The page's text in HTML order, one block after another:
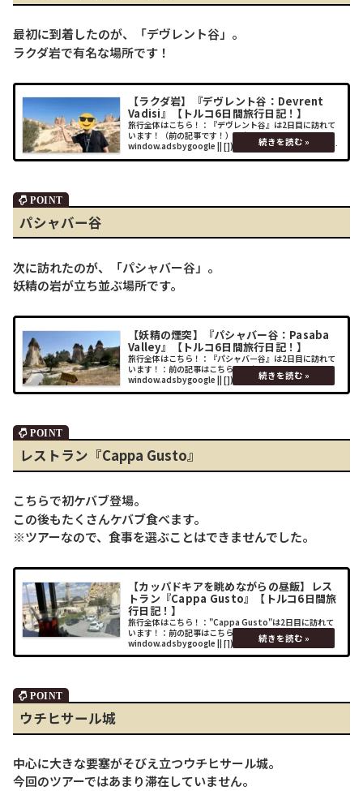
最初に到着したのが、「デヴレント谷」。
ラクダ岩で有名な場所です！
【ラクダ岩】『デヴレント谷：Devrent
Vadisi』【トルコ6日間旅行日記！】
旅行全体はこちら！：『デヴレント谷』は2日目に訪れて
います！（前の記事です！）： (adsbygoogle =
window.adsbygoogle || []).push({});場所Google Map
にも"Camel Fairy Ch
パシャバー谷
次に訪れたのが、「パシャバー谷」。
妖精の岩が立ち並ぶ場所です。
【妖精の煙突】『パシャバー谷：Pasaba
Valley』【トルコ6日間旅行日記！】
旅行全体はこちら！：『パシャバー谷』は2日目に訪れて
います！：前の記事はこちら！： (adsbygoogle =
window.adsbygoogle || []).push({});場所行くにはタク
シーまたはツアーバスとなります。※ユーブ
レストラン『Cappa Gusto』
こちらで初ケバブ登場。
この後もたくさんケバブ食べます。
※ツアーなので、食事を選ぶことはできませんでした。
【カッパドキアを眺めながらの昼飯】レス
トラン『Cappa Gusto』【トルコ6日間旅
行日記！】
旅行全体はこちら！："Cappa Gusto"は2日目に訪れて
います！：前の記事はこちら！： (adsbygoogle =
window.adsbygoogle || []).push({});場所Cappa
GustoレストランHP：（ト
ウチヒサール城
中心に大きな要塞がそびえ立つウチヒサール城。
今回のツアーではあまり滞在していません。